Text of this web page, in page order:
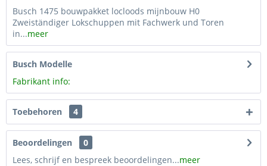
Busch 1475 bouwpakket locloods mijnbouw H0
Zweiständiger Lokschuppen mit Fachwerk und Toren
in...meer
Busch Modelle
Fabrikant info:
Toebehoren 4
Beoordelingen
0
Lees, schrijf en bespreek beoordelingen...meer